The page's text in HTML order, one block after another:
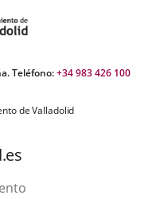
Teléfono:+34 983 426 100
de Valladolid